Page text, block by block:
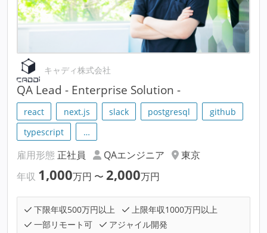
キャディ株式会社
QA Lead - Enterprise Solution -
react next.js slack postgresql
github
typescript
…
雇用形態 正社員 QAエンジニア
東京
年収 1,000万円 〜 2,000万円
下限年収500万円以上
上限年収1000万円以上
一部リモート可
アジャイル開発